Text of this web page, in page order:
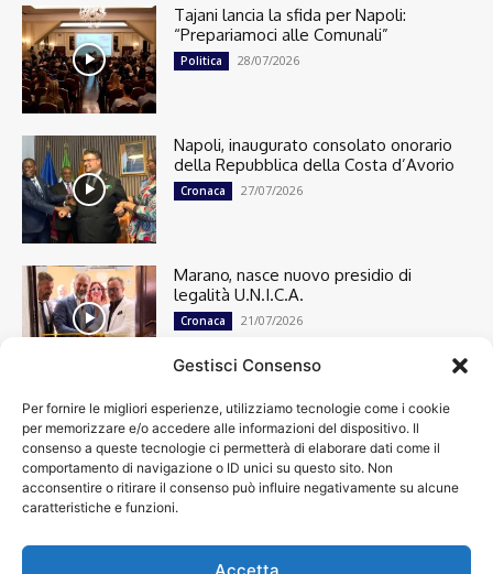
Gestisci Consenso
Per fornire le migliori esperienze, utilizziamo tecnologie come i cookie
per memorizzare e/o accedere alle informazioni del dispositivo. Il
consenso a queste tecnologie ci permetterà di elaborare dati come il
comportamento di navigazione o ID unici su questo sito. Non
acconsentire o ritirare il consenso può influire negativamente su alcune
caratteristiche e funzioni.
Accetta
Tajani lancia la sfida per Napoli:
“Prepariamoci alle Comunali”
Politica 28/07/2026
Napoli, inaugurato consolato onorario
della Repubblica della Costa d’Avorio
Cronaca 27/07/2026
Marano, nasce nuovo presidio di
legalità U.N.I.C.A.
Cronaca 21/07/2026
Cronaca
13498
Attualità
7301
top
News
4209
Cultura